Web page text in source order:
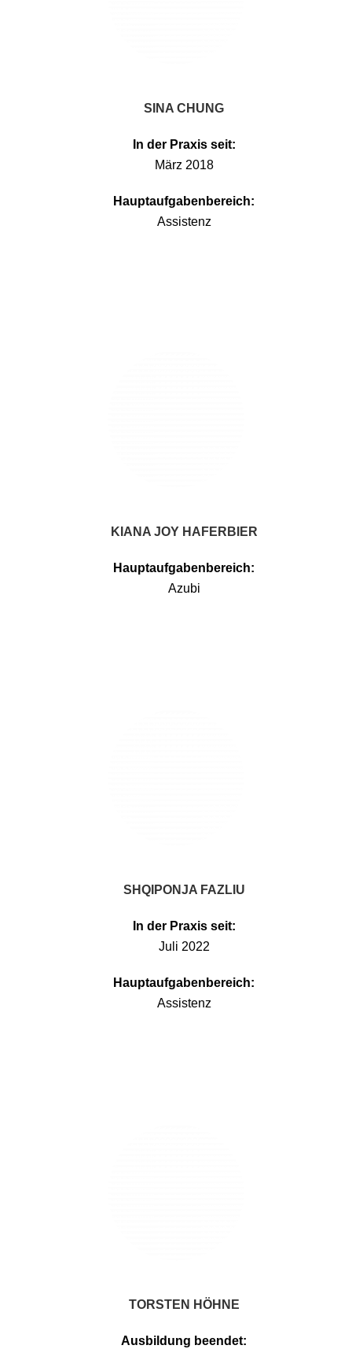
SINA CHUNG
In der Praxis seit:
März 2018
Hauptaufgabenbereich:
Assistenz
KIANA JOY HAFERBIER
Hauptaufgabenbereich:
Azubi
SHQIPONJA FAZLIU
In der Praxis seit:
Juli 2022
Hauptaufgabenbereich:
Assistenz
TORSTEN HÖHNE
Ausbildung beendet: